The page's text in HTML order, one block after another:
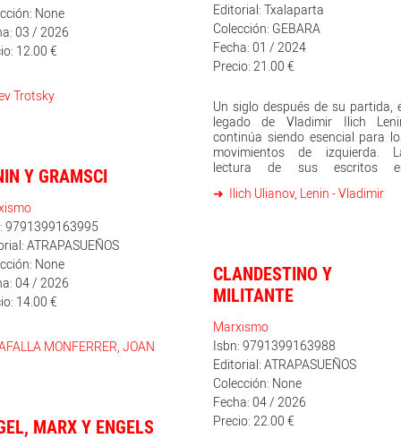
por su propia
Su propia relevancia
desdibuja el mensaje
Hay que leer al Che
que nos llegue limpio, joven y
Editorial: Txalaparta
Colección: GEBARA
Fecha: 01 / 2024
Precio: 21.00 €
Un siglo después de su partida,
legado de Vladimir Ilich
continúa siendo esencial para
movimientos de izquierda.
lectura de sus escritos
determinación revolucionaria y su
1895 y 1922, aborda los grandes
temas de debate dentro de la
izquierda marxista: la necesidad de
un partido obrero, los métodos
para desarrollar la revolución y el
papel de los sóviets, los retos y las
dificultades para la construcción
del Estado socialista, la cuestión
nacional, el imperialismo, la
situación de la mujer, el hecho
religioso, la emigración, el
Ilich Ulianov, Lenin - Vladimir
None
03 / 2026
12.00 €
Trotsky
Y GRAMSCI
9791399163995
ATRAPASUEÑOS
None
04 / 2026
14.00 €
MONFERRER, JOAN
CLANDESTINO Y
MILITANTE
Marxismo
Isbn: 9791399163988
Editorial: ATRAPASUEÑOS
Colección: None
Fecha: 04 / 2026
Precio: 22.00 €
MARX Y ENGELS